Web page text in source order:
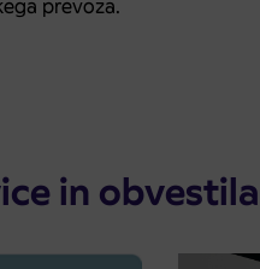
prevoza.
in obvestila